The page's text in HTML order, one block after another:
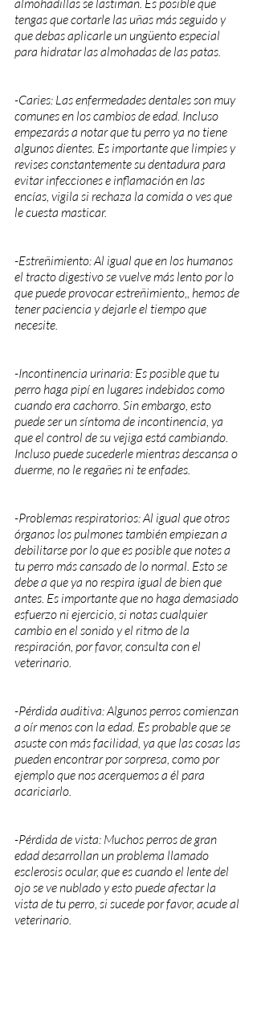
almohadillas se lastiman. Es posible que
tengas que cortarle las uñas más seguido y
que debas aplicarle un ungüento especial
para hidratar las almohadas de las patas.
-Caries: Las enfermedades dentales son muy
comunes en los cambios de edad. Incluso
empezarás a notar que tu perro ya no tiene
algunos dientes. Es importante que limpies y
revises constantemente su dentadura para
evitar infecciones e inflamación en las
encías, vigila si rechaza la comida o ves que
le cuesta masticar.
-Estreñimiento: Al igual que en los humanos
el tracto digestivo se vuelve más lento por lo
que puede provocar estreñimiento,, hemos de
tener paciencia y dejarle el tiempo que
necesite.
-Incontinencia urinaria: Es posible que tu
perro haga pipí en lugares indebidos como
cuando era cachorro. Sin embargo, esto
puede ser un síntoma de incontinencia, ya
que el control de su vejiga está cambiando.
Incluso puede sucederle mientras descansa o
duerme, no le regañes ni te enfades.
-Problemas respiratorios: Al igual que otros
órganos los pulmones también empiezan a
debilitarse por lo que es posible que notes a
tu perro más cansado de lo normal. Esto se
debe a que ya no respira igual de bien que
antes. Es importante que no haga demasiado
esfuerzo ni ejercicio, si notas cualquier
cambio en el sonido y el ritmo de la
respiración, por favor, consulta con el
veterinario.
-Pérdida auditiva: Algunos perros comienzan
a oír menos con la edad. Es probable que se
asuste con más facilidad, ya que las cosas las
pueden encontrar por sorpresa, como por
ejemplo que nos acerquemos a él para
acariciarlo.
-Pérdida de vista: Muchos perros de gran
edad desarrollan un problema llamado
esclerosis ocular, que es cuando el lente del
ojo se ve nublado y esto puede afectar la
vista de tu perro, si sucede por favor, acude al
veterinario.